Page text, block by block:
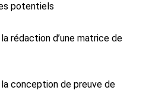
potentiels
rédaction d’une matrice de
conception de preuve de